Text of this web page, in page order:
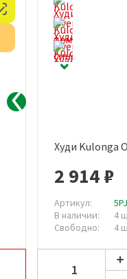
Честный знак
Худи Kulonga
2 914 ₽
Артикул:
В наличии:
4
Свободно:
4